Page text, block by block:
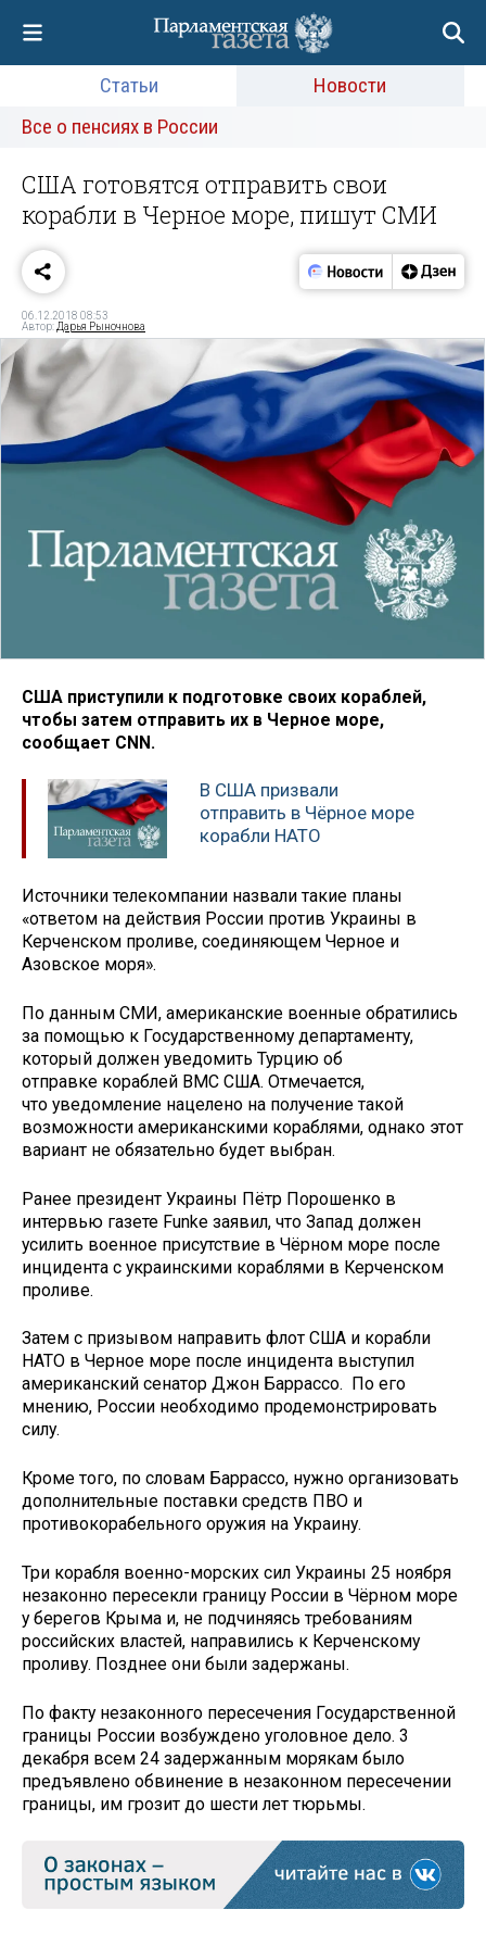
Статьи
Новости
Все о пенсиях в России
США готовятся отправить свои
корабли в Черное море, пишут СМИ
06.12.2018 08:53
Автор: Дарья Рыночнова
США приступили к подготовке своих кораблей,
чтобы затем отправить их в Черное море,
сообщает CNN.
В США призвали
отправить в Чёрное море
корабли НАТО
Источники телекомпании назвали такие планы
«ответом на действия России против Украины в
Керченском проливе, соединяющем Черное и
Азовское моря».
По данным СМИ, американские военные обратились
за помощью к Государственному департаменту,
который должен уведомить Турцию об
отправке кораблей ВМС США. Отмечается,
что уведомление нацелено на получение такой
возможности американскими кораблями, однако этот
вариант не обязательно будет выбран.
Ранее президент Украины Пётр Порошенко в
интервью газете Funke заявил, что Запад должен
усилить военное присутствие в Чёрном море после
инцидента с украинскими кораблями в Керченском
проливе.
Затем с призывом направить флот США и корабли
НАТО в Черное море после инцидента выступил
американский сенатор Джон Баррассо. По его
мнению, России необходимо продемонстрировать
силу.
Кроме того, по словам Баррассо, нужно организовать
дополнительные поставки средств ПВО и
противокорабельного оружия на Украину.
Три корабля военно-морских сил Украины 25 ноября
незаконно пересекли границу России в Чёрном море
у берегов Крыма и, не подчиняясь требованиям
российских властей, направились к Керченскому
проливу. Позднее они были задержаны.
По факту незаконного пересечения Государственной
границы России возбуждено уголовное дело. 3
декабря всем 24 задержанным морякам было
предъявлено обвинение в незаконном пересечении
границы, им грозит до шести лет тюрьмы.